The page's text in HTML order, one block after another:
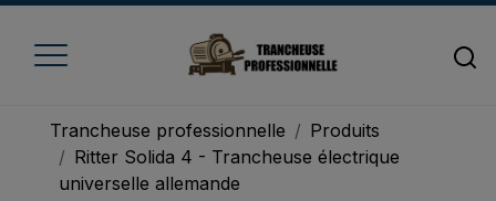
Accueil
Trancheuse professionnelle
Produits
Ritter Solida 4 - Trancheuse électrique
universelle allemande